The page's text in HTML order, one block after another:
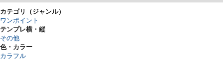
カテゴリ（ジャンル）
ワンポイント
テンプレ横・縦
その他
色・カラー
カラフル